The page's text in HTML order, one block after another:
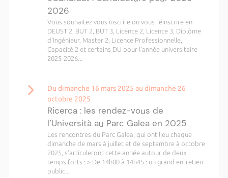
2026
Vous souhaitez vous inscrire ou vous réinscrire en
DEUST 2, BUT 2, BUT 3, Licence 2, Licence 3, Diplôme
d’Ingénieur, Master 2, Licence Professionnelle,
Capacité 2 et certains DU pour l'année universitaire
2025-2026...
Du dimanche 16 mars 2025 au dimanche 26
octobre 2025
Ricerca : les rendez-vous de
l’Università au Parc Galea en 2025
Les rencontres du Parc Galea, qui ont lieu chaque
dimanche de mars à juillet et de septembre à octobre
2025, s’articuleront cette année autour de deux
temps forts : > De 14h00 à 14h45 : un grand entretien
public...